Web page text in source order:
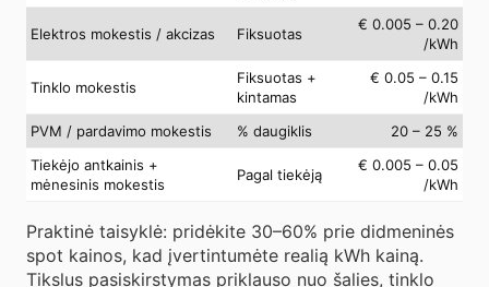
Elektros mokestis / akcizas Fiksuotas
€ 0.005 – 0.20
/kWh
Tinklo mokestis
Fiksuotas +
kintamas
€ 0.05 – 0.15
/kWh
PVM / pardavimo mokestis
% daugiklis
20 – 25 %
Tiekėjo antkainis +
mėnesinis mokestis
Pagal tiekėją
€ 0.005 – 0.05
/kWh
Praktinė taisyklė: pridėkite 30–60% prie didmeninės
spot kainos, kad įvertintumėte realią kWh kainą.
Tikslus pasiskirstymas priklauso nuo šalies, tinklo